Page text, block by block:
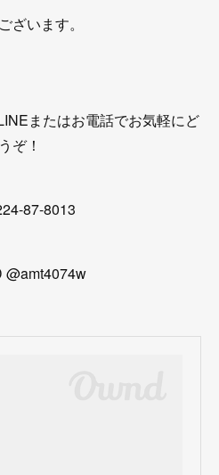
ざいます。
またはお電話でお気軽にど
うぞ！
87-8013
@amt4074w